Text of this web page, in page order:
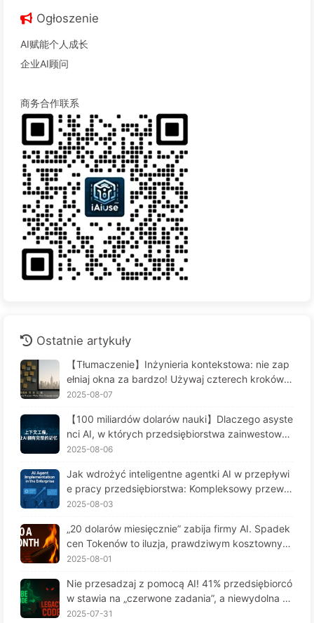
Ogłoszenie
AI赋能个人成长
企业AI顾问
商务合作联系
Ostatnie artykuły
【Tłumaczenie】Inżynieria kontekstowa: nie zap
ełniaj okna za bardzo! Używaj czterech kroków d
o zarządzania kontekstem, bądź czujny na zafał
ewnątrz — Uczymy się AI powoli 170
2025-08-07
【100 miliardów dolarów nauki】Dlaczego asyste
nci AI, w których przedsiębiorstwa zainwestował
y fortunę, cierpią na "amnezję" w kluczowych mo
wydajności? — Powoli ucz się AI 169
2025-08-06
Jak wdrożyć inteligentne agentki AI w przepływi
e pracy przedsiębiorstwa: Kompleksowy przewo
dnik wdrożenia na rok 2025 - Powoli ucz się AI16
2025-08-03
„20 dolarów miesięcznie” zabija firmy AI. Spadek
cen Tokenów to iluzja, prawdziwym kosztownym
jest twoja chciwość — powoli ucz się AI164
2025-08-01
Nie przesadzaj z pomocą AI! 41% przedsiębiorcó
w stawia na „czerwone zadania”, a niewydolna te
chnologia czyni pracowników jeszcze bardziej ni
2025-07-31